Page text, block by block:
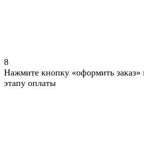
8
Нажмите кнопку «оформить заказ»
этапу оплаты